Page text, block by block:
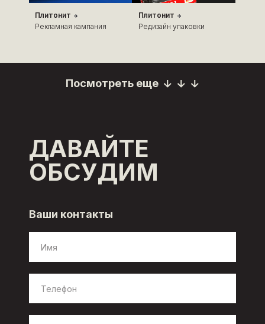
Плитонит
Рекламная кампания
Плитонит
Редизайн упаковки
Посмотреть еще
Посмотреть еще
ДАВАЙТЕ
ОБСУДИМ
Ваши контакты